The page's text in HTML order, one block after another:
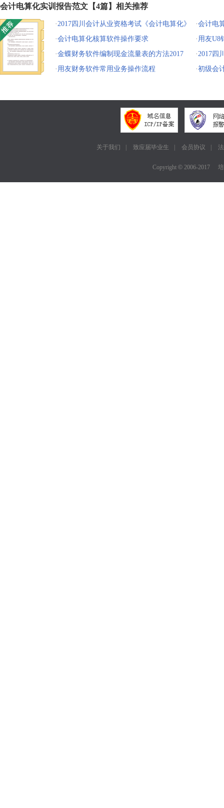
会计电算化实训报告范文【4篇】相关推荐
·2017四川会计从业资格考试《会计电算化》
试题（附答案）
·会计电
·会计电算化核算软件操作要求 · 用友U8
·金蝶财务软件编制现金流量表的方法2017 ·2017四
习题及
· 用友财务软件常用业务操作流程 ·初级会
关于我们 致应届毕业生 会员协议
Copyright ©2006-2017